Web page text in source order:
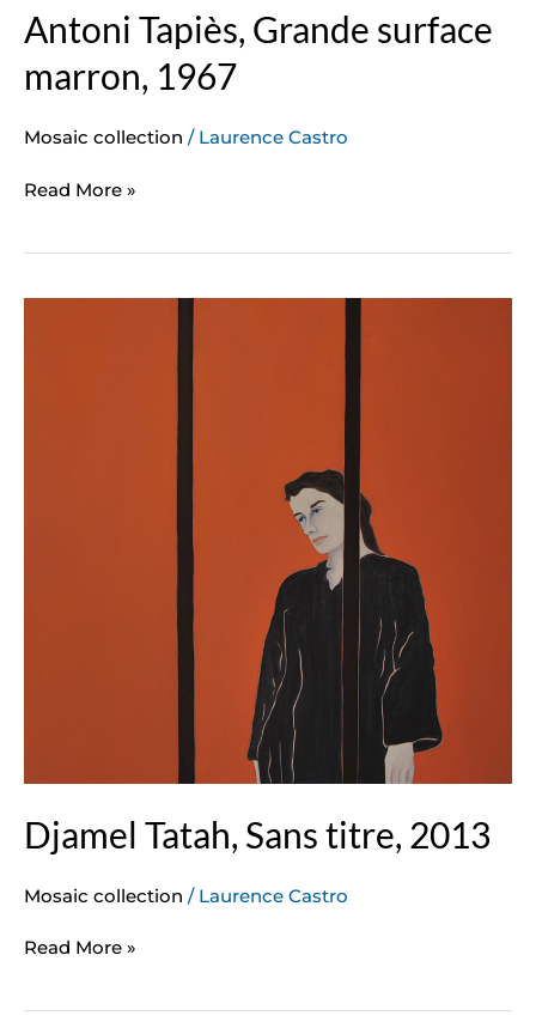
Antoni Tapiès, Grande surface
marron, 1967
Mosaic collection / Laurence Castro
Read More »
Djamel Tatah, Sans titre, 2013
Mosaic collection / Laurence Castro
Read More »